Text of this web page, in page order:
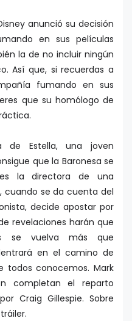
anunció su decisión
en sus películas
la de no incluir ningún
Así que, si recuerdas a
fumando en sus
que su homólogo de
de Estella, una joven
que la Baronesa se
la directora de una
cuando se da cuenta del
decide apostar por
revelaciones harán que
se vuelva más que
en el camino de
todos conocemos. Mark
completan el reparto
Craig Gillespie. Sobre